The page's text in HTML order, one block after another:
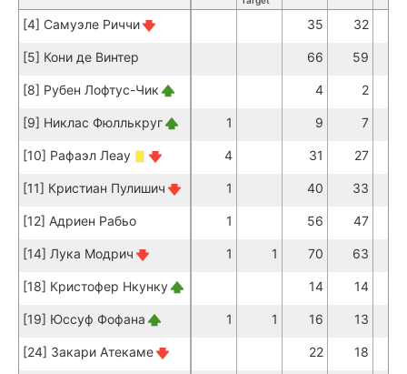
[4] Самуэле Риччи 35 32
[5] Кони де Винтер 66 59
[8] Рубен Лофтус-Чик 4 2
[9] Никлас Фюллькруг 1 9 7
[10] Рафаэл Леау 4 31 27
[11] Кристиан Пулишич 1 40 33
[12] Адриен Рабьо 1 56 47
[14] Лука Модрич 1 1 70 63
[18] Кристофер Нкунку 14 14
[19] Юссуф Фофана 1 1 16 13
[24] Закари Атекаме 22 18